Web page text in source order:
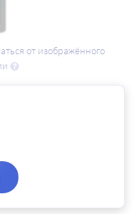
от изображённого